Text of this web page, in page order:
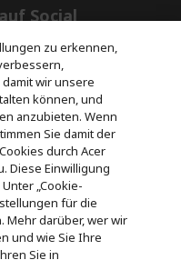
e
Social
nach
zu erkennen,
wir unsere
können, und
anzubieten. Wenn
Sie damit der
durch Acer
Diese Einwilligung
„Cookie-
für die
Mehr darüber, wer wir
und wie Sie Ihre
Sie in